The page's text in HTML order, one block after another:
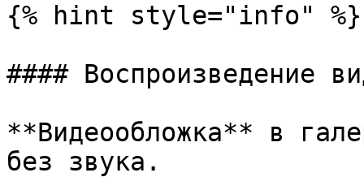
{% hint style="info" %}
#### Воспроизведение
**Видеообложка** в
без звука.